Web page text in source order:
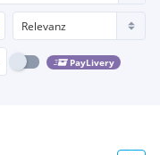
PayLivery